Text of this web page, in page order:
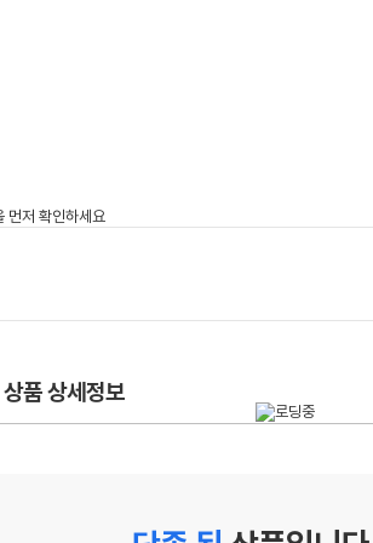
상품 상세정보